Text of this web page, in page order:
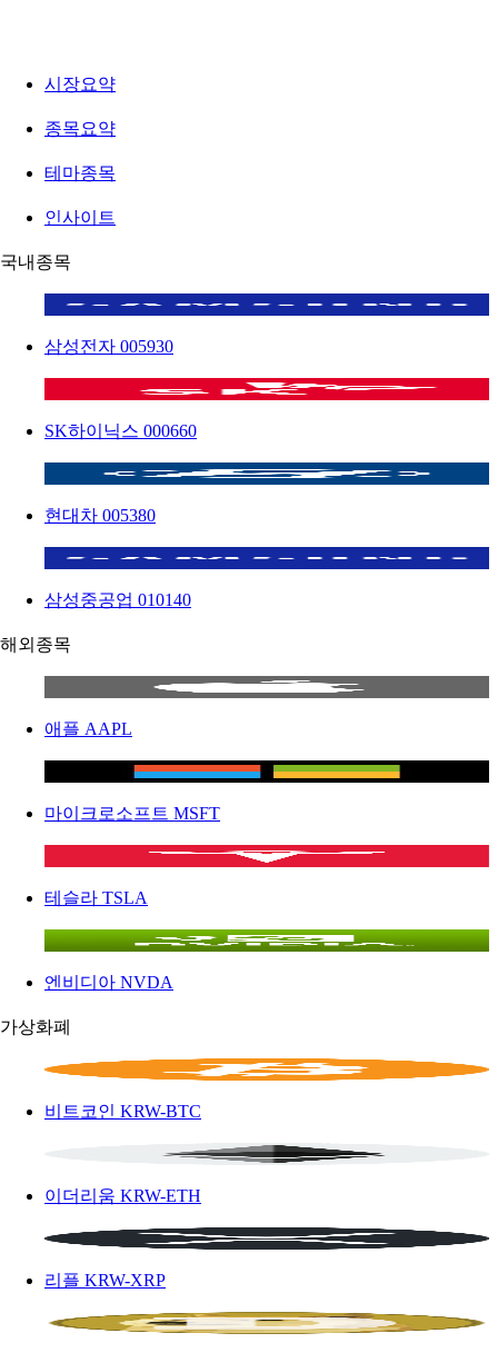
시장요약
종목요약
테마종목
인사이트
국내종목
삼성전자 005930
SK하이닉스 000660
현대차 005380
삼성중공업 010140
해외종목
애플 AAPL
마이크로소프트 MSFT
테슬라 TSLA
엔비디아 NVDA
가상화폐
비트코인 KRW-BTC
이더리움 KRW-ETH
리플 KRW-XRP